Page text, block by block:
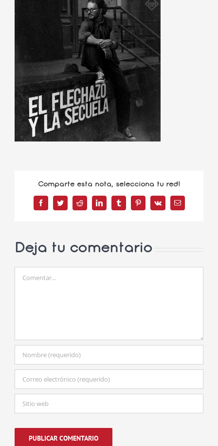
Comparte esta nota, selecciona tu red!
FacebookTwitterReddit LinkedInTumblrPinterest
Vk
Correo
electrónico
Deja tu comentario